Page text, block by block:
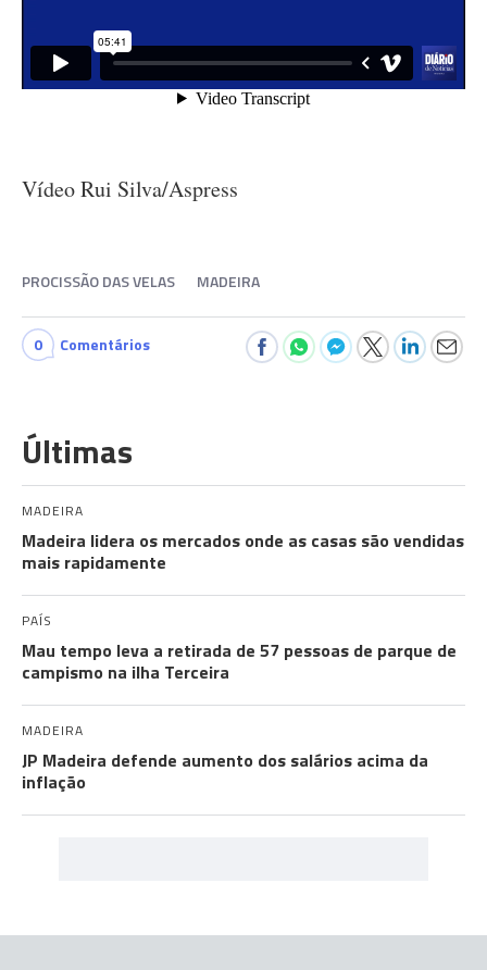
Vídeo Rui Silva/Aspress
PROCISSÃO DAS VELAS MADEIRA
0 Comentários
Últimas
MADEIRA
Madeira lidera os mercados onde as casas são vendidas
mais rapidamente
PAÍS
Mau tempo leva a retirada de 57 pessoas de parque de
campismo na ilha Terceira
MADEIRA
JP Madeira defende aumento dos salários acima da
inflação